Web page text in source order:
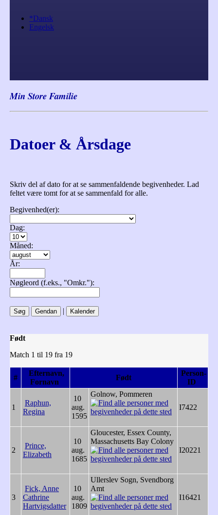
*Dansk
Engelsk
Min Store Familie
Datoer & Årsdage
Skriv del af dato for at se sammenfaldende begivenheder. Lad
feltet være tomt for at se sammenfald for alle.
Begivenhed(er):
Dag:
Måned:
År:
Nøgleord (f.eks., "Omkr."):
|
Født
Match 1 til 19 fra 19
#
Efternavn,
Fornavn
Født
Person-
ID
1
Raphun,
Regina
10
aug.
1595
Golnow, Pommeren
I7422
2
Prince,
Elizabeth
10
aug.
1685
Gloucester, Essex County,
Massachusetts Bay Colony
I20221
3
Fick, Anne
Cathrine
Hartvigsdatter
10
aug.
1809
Ullerslev Sogn, Svendborg
Amt
I16421